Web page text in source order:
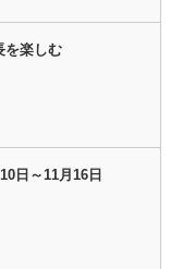
楽しむ
日～11月16日